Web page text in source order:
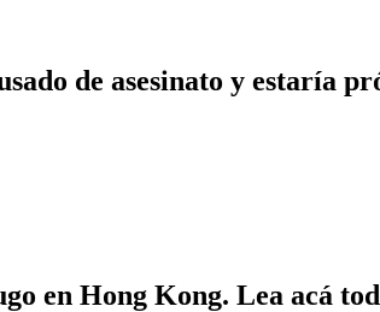
de asesinato y estaría
en Hong Kong. Lea acá